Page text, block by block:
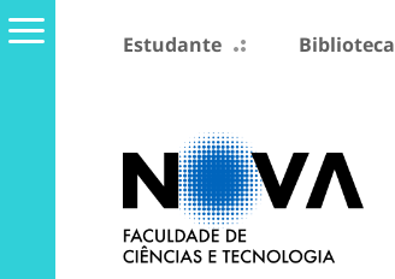
Estudante Biblioteca